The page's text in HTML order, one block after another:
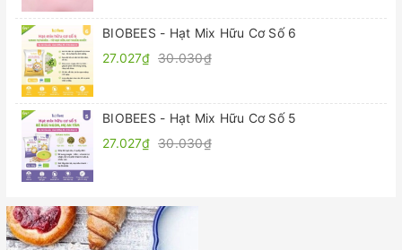
BIOBEES - Hạt Mix Hữu Cơ Số 6
27.027₫ 30.030₫
BIOBEES - Hạt Mix Hữu Cơ Số 5
27.027₫ 30.030₫